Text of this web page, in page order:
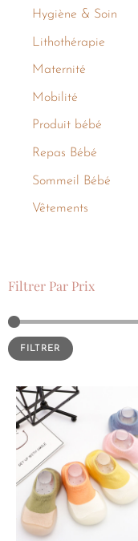
Hygiène & Soin
Lithothérapie
Maternité
Mobilité
Produit bébé
Repas Bébé
Sommeil Bébé
Vêtements
Filtrer Par Prix
FILTRER